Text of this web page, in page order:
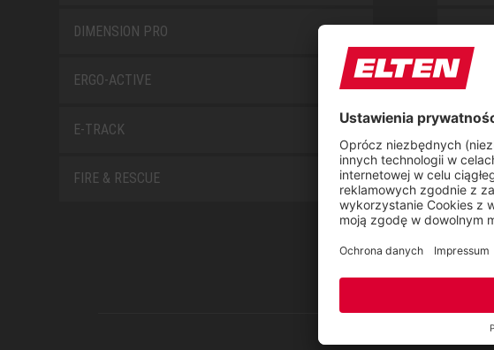
DIMENSION PRO
ERGO-ACTIVE
E-TRACK
FIRE & RESCUE
NEW
NOVA
RETRO